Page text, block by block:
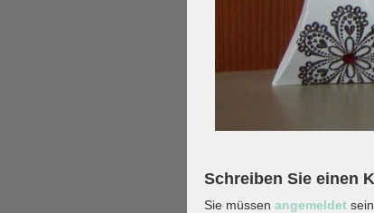
Schreiben Sie einen
Sie müssen angemeldet